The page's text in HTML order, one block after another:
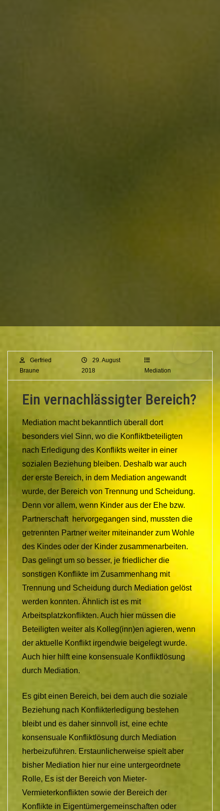
Gerfried
Braune
29. August
2018
Mediation
Ein vernachlässigter Bereich?
Mediation macht bekanntlich überall dort
besonders viel Sinn, wo die Konfliktbeteiligten
nach Erledigung des Konflikts weiter in einer
sozialen Beziehung bleiben. Deshalb war auch
der erste Bereich, in dem Mediation angewandt
wurde, der Bereich von Trennung und Scheidung.
Denn vor allem, wenn Kinder aus der Ehe bzw.
Partnerschaft hervorgegangen sind, mussten die
getrennten Partner weiter miteinander zum Wohle
des Kindes oder der Kinder zusammenarbeiten.
Das gelingt um so besser, je friedlicher die
sonstigen Konflikte im Zusammenhang mit
Trennung und Scheidung durch Mediation gelöst
werden konnten. Ähnlich ist es mit
Arbeitsplatzkonflikten. Auch hier müssen die
Beteiligten weiter als Kolleg(inn)en agieren, wenn
der aktuelle Konflikt irgendwie beigelegt wurde.
Auch hier hilft eine konsensuale Konfliktlösung
durch Mediation.
Es gibt einen Bereich, bei dem auch die soziale
Beziehung nach Konflikterledigung bestehen
bleibt und es daher sinnvoll ist, eine echte
konsensuale Konfliktlösung durch Mediation
herbeizuführen. Erstaunlicherweise spielt aber
bisher Mediation hier nur eine untergeordnete
Rolle, Es ist der Bereich von Mieter-
Vermieterkonflikten sowie der Bereich der
Konflikte in Eigentümergemeinschaften oder